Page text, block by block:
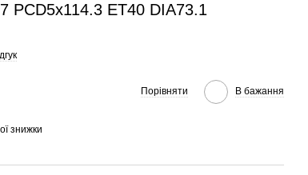
PCD5x114.3 ET40 DIA73.1
Порівняти В бажання
знижки